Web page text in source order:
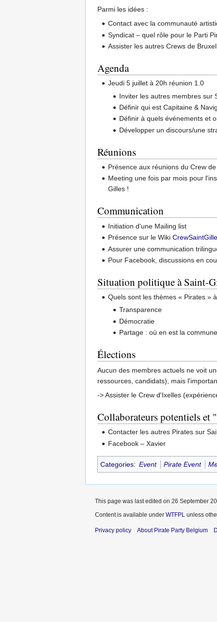
Parmi les idées :
Contact avec la communauté
Syndicat – quel rôle pour le Parti
Assister les autres Crews de
Agenda
Jeudi 5 juillet à 20h réunion 1.0
Inviter les autres membres sur
Définir qui est Capitaine &
Définir à quels événements et
Développer un discours/une
Réunions
Présence aux réunions du Crew
Meeting une fois par mois pour
Gilles !
Communication
Initiation d'une Mailing list
Présence sur le Wiki
Assurer une communication
Pour Facebook, discussions en
Situation politique à Saint-
Quels sont les thèmes « Pirates »
Transparence
Démocratie
Partage : où en est la
Élections
Aucun des membres actuels ne voit
ressources, candidats), mais
-> Assister le Crew d'Ixelles
Collaborateurs potentiels et
Contacter les autres Pirates sur
Facebook – Xavier
Categories: Event Pirate Event
This page was last edited on 26 September
Content is available under WTFPL unless
Privacy policy About Pirate Party Belgium